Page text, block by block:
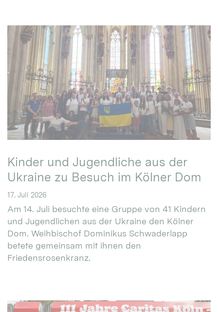
Kinder und Jugendliche aus der
Ukraine zu Besuch im Kölner Dom
17. Juli 2026
Am 14. Juli besuchte eine Gruppe von 41 Kindern
und Jugendlichen aus der Ukraine den Kölner
Dom. Weihbischof Dominikus Schwaderlapp
betete gemeinsam mit ihnen den
Friedensrosenkranz.